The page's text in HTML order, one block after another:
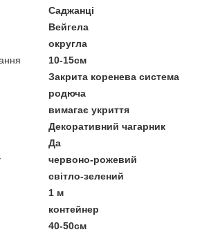
Саджанці
Вейгела
округла
10-15см
Закрита коренева система
родюча
вимагає укриття
Декоративний чагарник
Да
червоно-рожевий
світло-зелений
1 м
контейнер
40-50см